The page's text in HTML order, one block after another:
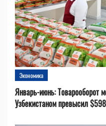
Экономика
Январь-июнь: Товарооборот
Узбекистаном превысил